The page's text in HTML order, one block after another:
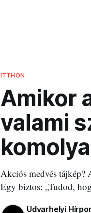
ITTHON
Amikor
valami
Akciós medvés tájkép?
Egy biztos: „Tudod,
Udvarhelyi